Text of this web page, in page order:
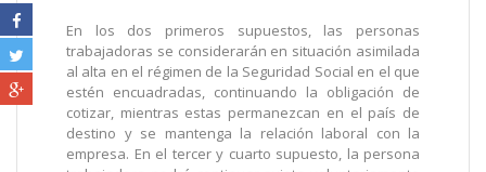
En los dos primeros supuestos, las personas
trabajadoras se considerarán en situación asimilada
al alta en el régimen de la Seguridad Social en el que
estén encuadradas, continuando la obligación de
cotizar, mientras estas permanezcan en el país de
destino y se mantenga la relación laboral con la
empresa. En el tercer y cuarto supuesto, la persona